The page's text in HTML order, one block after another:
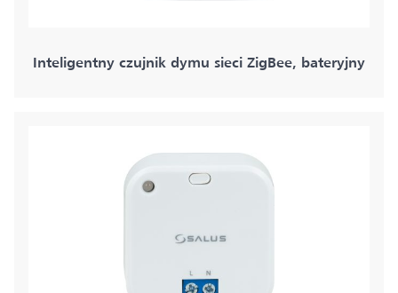
Inteligentny czujnik dymu sieci ZigBee, bateryjny